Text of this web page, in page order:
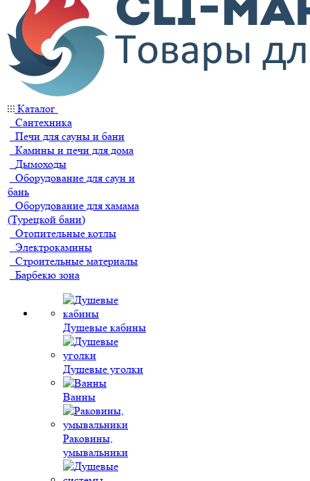
Каталог
Сантехника
Печи для сауны и бани
Камины и печи для дома
Дымоходы
Оборудование для саун и
бань
Оборудование для хамама
(Турецкой бани)
Отопительные котлы
Электрокамины
Строительные материалы
Барбекю зона
Душевые кабины
Душевые уголки
Ванны
Раковины,
умывальники